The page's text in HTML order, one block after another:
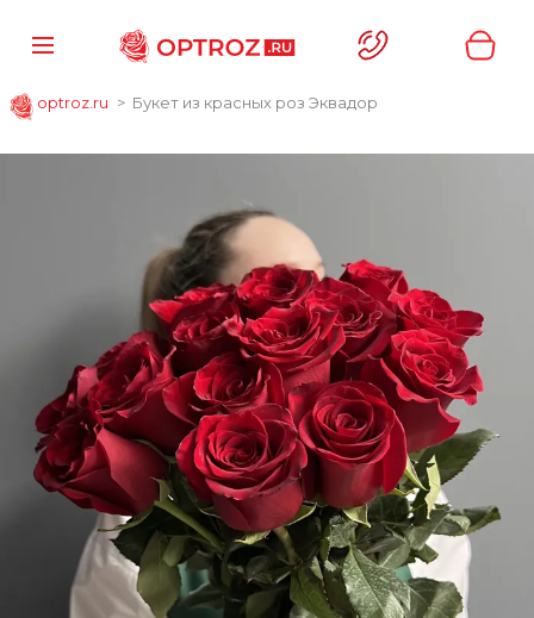
optroz.ru Букет из красных роз Эквадор